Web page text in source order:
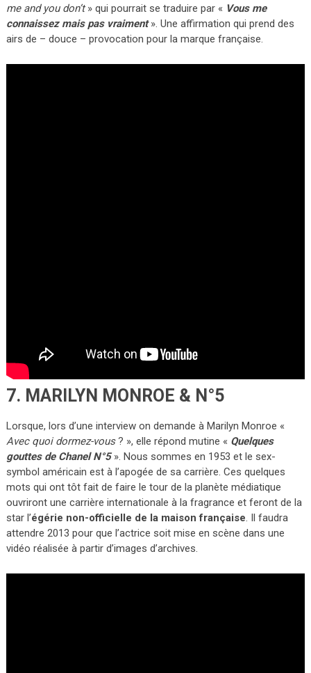
me and you don’t» qui pourrait se traduire par « Vous me
connaissez mais pas vraiment». Une affirmation qui prend des
airs de – douce – provocation pour la marque française.
7. MARILYN MONROE & N°5
Lorsque, lors d’une interview on demande à Marilyn Monroe «
Avec quoi dormez-vous? », elle répond mutine « Quelques
gouttes de Chanel N°5». Nous sommes en 1953 et le sex-
symbol américain est à l’apogée de sa carrière. Ces quelques
mots qui ont tôt fait de faire le tour de la planète médiatique
ouvriront une carrière internationale à la fragrance et feront de la
star l’égérie non-officielle de la maison française. Il faudra
attendre 2013 pour que l’actrice soit mise en scène dans une
vidéo réalisée à partir d’images d’archives.